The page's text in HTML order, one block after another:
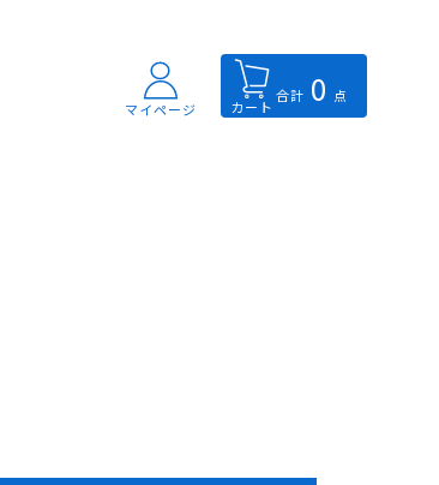
マイページ カート
合計 0 点